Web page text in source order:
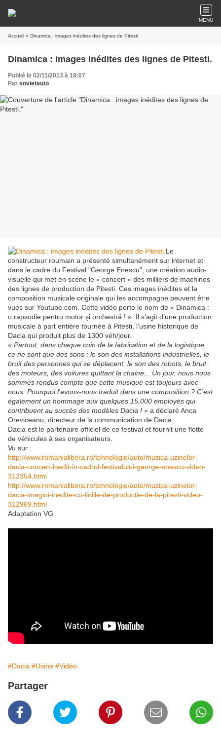
MENU
Accueil » Dinamica : images inédites des lignes de Pitesti.
Dinamica : images inédites des lignes de Pitesti.
Publié le 02/11/2013 à 18:07
Par sovietauto
Le
constructeur roumain a présenté simultanément sur internet et
dans le cadre du Festival "George Enescu", une création audio-
visuelle qui met en scène le « concert » des milliers de machines
des lignes de production de Pitesti. Ces images inédites et la
composition musicale originale qui les accompagne peuvent être
vues sur Youtube.com. Cette vidéo porte le nom de « Dinamica :
o rapsodie pentru motor şi orchestră ! ». Il s’agit d’une production
musicale à part entière tournée à Pitesti, l’usine historique de
Dacia qui produit plus de 1300 véh/jour.
« Partout, dans chaque coin de la fabrication et de la logistique,
ce ne sont que des sons : le son des installations industrielles, le
bruit des personnes qui se déplacent, le son des robots, le bruit
des moteurs, des voitures quittant la chaine... Un jour, nous nous
sommes rendus compte que cette musique est toujours avec
nous. Pourquoi l’avons-nous traduit dans une composition ? C’est
également un hommage aux quelques 15,000 employés qui
contribuent au succès des modèles Dacia ! » a déclaré Anca
Oreviceanu, directeur de la communication de Dacia.
Dacia est le partenaire officiel de ce festival et fournit une flotte
de véhicules à ses organisateurs.
Vu sur :
http://www.romanialibera.ro/tehnologie/auto/muzica-uzinelor-
dacia-concert-inedit-in-cadrul-festivalului-george-enescu-video-
312354.html
http://www.romanialibera.ro/tehnologie/auto/muzica-uzinelor-
dacia-imagini-inedite-cu-liniile-de-productie-de-la-pitesti-video-
312969.html
Adaptation VG
#Dacia #Usine #Vidéo
Partager